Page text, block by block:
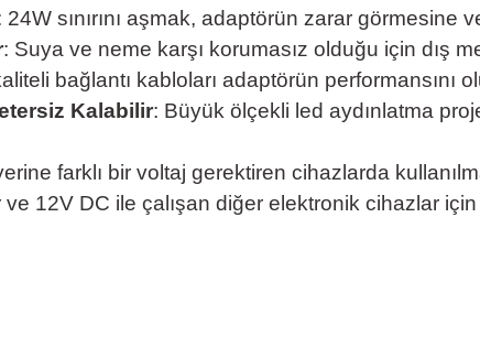
24W sınırını aşmak, adaptörün zarar görmesine
: Suya ve neme karşı korumasız olduğu için dış
bağlantı kabloları adaptörün performansını
Kalabilir: Büyük ölçekli led aydınlatma
farklı bir voltaj gerektiren cihazlarda
12V DC ile çalışan diğer elektronik cihazlar